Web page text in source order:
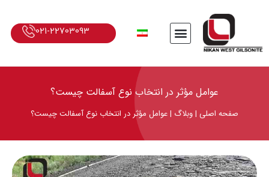
021-22703093
عوامل مؤثر در انتخاب نوع آسفالت چیست؟
صفحه اصلی |وبلاگ |عوامل مؤثر در انتخاب نوع آسفالت چیست؟